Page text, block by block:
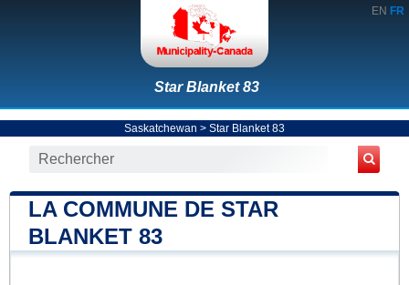
EN FR
Star Blanket 83
Saskatchewan > Star Blanket 83
LA COMMUNE DE STAR
BLANKET 83